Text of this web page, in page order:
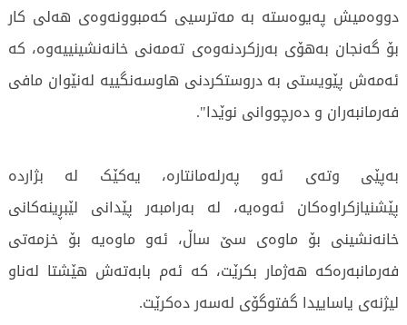
دووەمیش پەیوەستە بە مەترسیی کەمبوونەوەی هەلی کار
بۆ گەنجان بەهۆی بەرزکردنەوەی تەمەنی خانەنشینییەوە، کە
ئەمەش پێویستی بە دروستکردنی هاوسەنگییە لەنێوان مافی
فەرمانبەران و دەرچووانی نوێدا".
بەپێی وتەی ئەو پەرلەمانتارە، یەکێک لە بژاردە
پێشنیازکراوەکان ئەوەیە، لە بەرامبەر پێدانی لێبڕینەکانی
خانەنشینی بۆ ماوەی سێ ساڵ، ئەو ماوەیە بۆ خزمەتی
فەرمانبەرەکە هەژمار بکرێت، کە ئەم بابەتەش هێشتا لەناو
لیژنەی یاساییدا گفتوگۆی لەسەر دەکرێت.